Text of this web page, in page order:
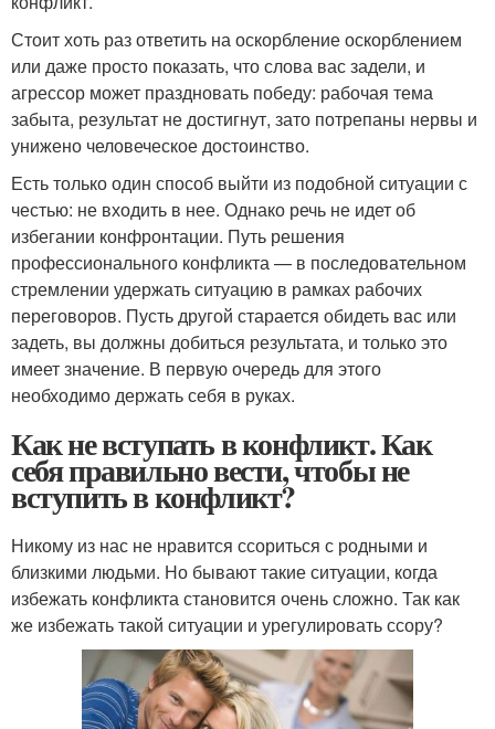
Стоит хоть раз ответить на оскорбление оскорблением
или даже просто показать, что слова вас задели, и
агрессор может праздновать победу: рабочая тема
забыта, результат не достигнут, зато потрепаны нервы и
унижено человеческое достоинство.
Есть только один способ выйти из подобной ситуации с
честью: не входить в нее. Однако речь не идет об
избегании конфронтации. Путь решения
профессионального конфликта — в последовательном
стремлении удержать ситуацию в рамках рабочих
переговоров. Пусть другой старается обидеть вас или
задеть, вы должны добиться результата, и только это
имеет значение. В первую очередь для этого
необходимо держать себя в руках.
Как не вступать в конфликт. Как
себя правильно вести, чтобы не
вступить в конфликт?
Никому из нас не нравится ссориться с родными и
близкими людьми. Но бывают такие ситуации, когда
избежать конфликта становится очень сложно. Так как
же избежать такой ситуации и урегулировать ссору?